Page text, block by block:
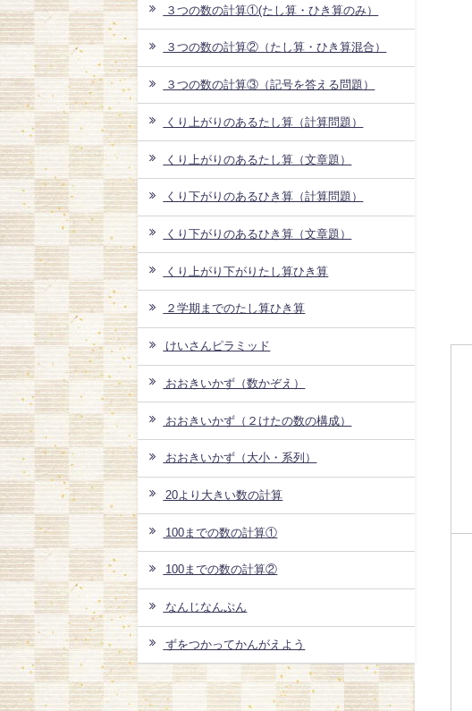
３つの数の計算①(たし算・ひき算のみ）
３つの数の計算②（たし算・ひき算混合）
３つの数の計算③（記号を答える問題）
くり上がりのあるたし算（計算問題）
くり上がりのあるたし算（文章題）
くり下がりのあるひき算（計算問題）
くり下がりのあるひき算（文章題）
くり上がり下がりたし算ひき算
２学期までのたし算ひき算
けいさんピラミッド
おおきいかず（数かぞえ）
おおきいかず（２けたの数の構成）
おおきいかず（大小・系列）
20より大きい数の計算
100までの数の計算①
100までの数の計算②
なんじなんぷん
ずをつかってかんがえよう